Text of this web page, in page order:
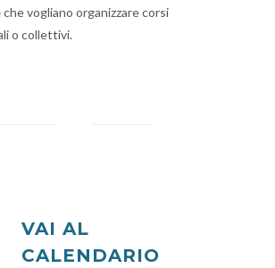
che vogliano organizzare corsi
o collettivi.
VAI AL
CALENDARIO